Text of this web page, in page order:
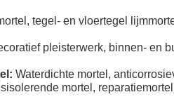
tegel- en vloertegel
pleisterwerk, binnen- en
Waterdichte mortel,
mortel,